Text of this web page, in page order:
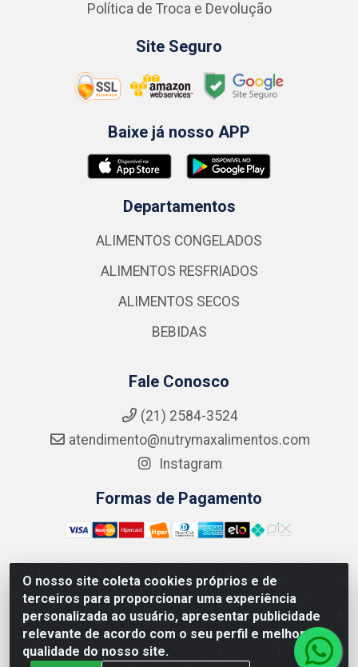
O nosso site coleta cookies próprios e de
terceiros para proporcionar uma experiência
personalizada ao usuário, apresentar publicidade
relevante de acordo com o seu perfil e melhorar a
qualidade do nosso site.
Política de Troca e Devolução
Site Seguro
Baixe já nosso APP
Departamentos
ALIMENTOS CONGELADOS
ALIMENTOS RESFRIADOS
ALIMENTOS SECOS
BEBIDAS
Fale Conosco
(21) 2584-3524
atendimento@nutrymaxalimentos.com
Instagram
Formas de Pagamento
NUTRY MAX COMÉRCIO DE PRODUTOS ALIMENTICIOS
LTDA - RUA DO FEIJÃO, 721 PENHA CIRCULAR/RJ -
CNPJ: 15.796.122/0001-03